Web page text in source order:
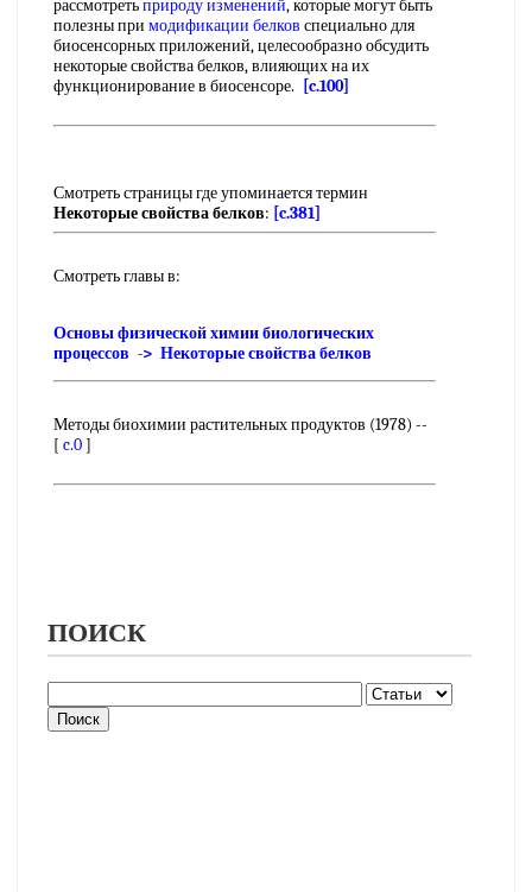
рассмотретьприроду изменений, которые могут быть
полезны при модификации белков специально для
биосенсорных приложений, целесообразно обсудить
некоторые свойства белков, влияющих на их
функционирование в биосенсоре.
[c.100]
Смотреть страницы где упоминается термин
Некоторые свойства белков: [c.381]
Смотреть главы в:
Основы физической химии биологических
процессов -> Некоторые свойства белков
Методы биохимии растительных продуктов (1978) --
[ c.0]
ПОИСК